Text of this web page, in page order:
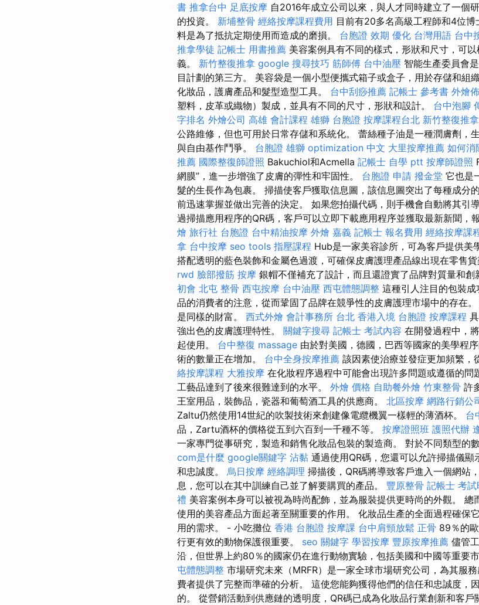
書 推拿台中 足底按摩 自2016年成立公司以來，與人才同時建立​​了一個
的投資。 新埔整骨 經絡按摩課程費用 目前有20多名高級工程師和4位
料是為了抵抗定期使用而造成的磨損。 台胞證 效期 優化 台灣用語 台中
推拿學徒 記帳士 用書推薦 美容案例具有不同的樣式，形狀和尺寸，可
義。 新竹整復推拿 google 搜尋技巧 筋師傅 台中油壓 智能生產委員會
目計劃的第三方。 美容袋是一個小型便攜式箱子或盒子，用於存儲和組
化妝品，護膚產品和髮型造型工具。 台中刮痧推薦 記帳士 參考書 外燴
塑料，皮革或織物）製成，並具有不同的尺寸，形狀和設計。 台中泡腳
字排名 外燴公司 高雄 會計課程 雄獅 台胞證 按摩課程台北 新竹整復推拿
公路維修，但也可用於日常存儲和系統化。 蕾絲種子油是一種潤膚劑，
與自由基作鬥爭。 台胞證 雄獅 optimization 中文 大里按摩推薦 如何消
推薦 國際整復師證照 Bakuchiol和Acmella 記帳士 自學 ptt 按摩師證照
網膜”，進一步增強了皮膚的彈性和牢固性。 台胞證 申請 撥金堂 它也是
髮的生長作為包裹。 掃描使客戶獲取信息圖，該信息圖突出了每種成分
前迅速掌握並做出完善的決定。 如果您拍攝代碼，則手機會自動將其引
過掃描應用程序的QR碼，客戶可以立即下載應用程序並獲取最新新聞
燴 旅行社 台胞證 台中精油按摩 外燴 嘉義 記帳士 報名費用 經絡按摩課
拿 台中按摩 seo tools 指壓課程 Hub是一家美容診所，可為客戶提供美
搭配透明的藍色裝飾和金屬色過渡，可確保皮膚護理產品線出現在零售貨
rwd 臉部撥筋 按摩 銀帽不僅補充了設計，而且還證實了品牌對質量和創
初會 北屯 整骨 西屯按摩 台中油壓 西屯體態調整 這種引人注目的包裝
品的消費者的注意，從而鞏固了品牌在競爭性的皮膚護理市場中的存在
是同樣的財富。 西式外燴 會計事務所 台北 香港入境 台胞證 按摩課程
強出色的皮膚護理特性。 關鍵字搜尋 記帳士 考試內容 在開發過程中，
起使用。 台中整復 massage 由於對美國，德國，巴西等國家的美學程
術的數量正在增加。 台中全身按摩推薦 該因素使治療並發症更加頻繁，
絡按摩課程 大雅按摩 在化妝程序過程中可能會出現許多問題或遵循的
工藝品達到了後來很難達到的水平。 外燴 價格 自助餐外燴 竹東整骨 許
王室用品，裝飾品，瓷器和葡萄酒工具的供應商。 北區按摩 網路行銷公
Zaltu仍然使用14世紀的吹製技術來創建像電纜機翼一樣輕的薄酒杯。 台
品，Zartu酒杯的價格從五到六百到一千種不等。 按摩證照班 護照代辦
一家專門從事研究，製造和銷售化妝品包裝的製造商。 對於不同類型的
com是什麼 google關鍵字 沾黏 通過使用QR碼，您還可以允許掃描儀
和忠誠度。 烏日按摩 經絡調理 掃描後，QR碼將導致客戶進入一個網站
息，您可以在其中訓練自己並了解要購買的產品。 豐原整骨 記帳士 考試
禮 美容案例本身可以被視為時尚配飾，並為服裝提供更時尚的外觀。 總
使用的美容產品方面起著至關重要的作用。 化妝品生產的全面過程確保
用的需求。 - 小吃攤位 香港 台胞證 按摩課 台中肩頸放鬆 正骨 89％的
行更有效的動物保護很重要。 seo 關鍵字 學習按摩 豐原按摩推薦 儘管
沿，但世界上約80％的國家仍在進行動物實驗，包括美國和中國等重要市
屯體態調整 市場研究未來（MRFR）是一家全球市場研究公司，為其服
費者提供了完整而準確的分析。 這使您能夠獲得他們的信任和忠誠度，
的。 從營銷活動到供應鏈的透明度，QR碼已成為化妝品行業創新和客